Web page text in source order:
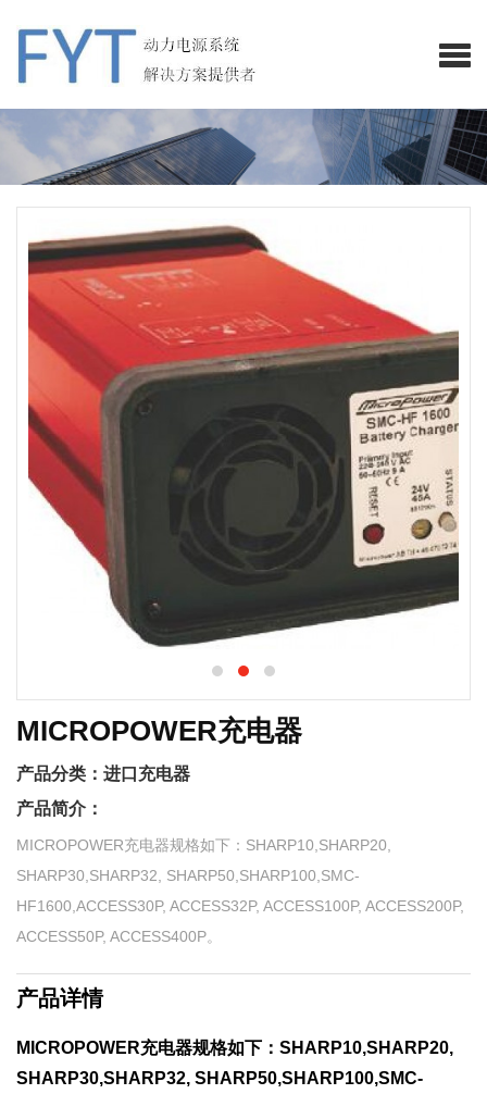
MICROPOWER充电器
产品分类： 进口充电器
产品简介：
MICROPOWER充电器规格如下：SHARP10,SHARP20,
SHARP30,SHARP32, SHARP50,SHARP100,SMC-
HF1600,ACCESS30P, ACCESS32P, ACCESS100P, ACCESS200P,
ACCESS50P, ACCESS400P。
产品详情
MICROPOWER充电器规格如下：SHARP10,SHARP20,
SHARP30,SHARP32, SHARP50,SHARP100,SMC-